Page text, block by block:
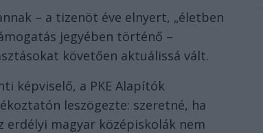
– a tizenöt éve elnyert, „életben
jegyében történő –
követően aktuálissá vált.
képviselő, a PKE Alapítók
leszögezte: szeretné, ha
erdélyi magyar középiskolák nem